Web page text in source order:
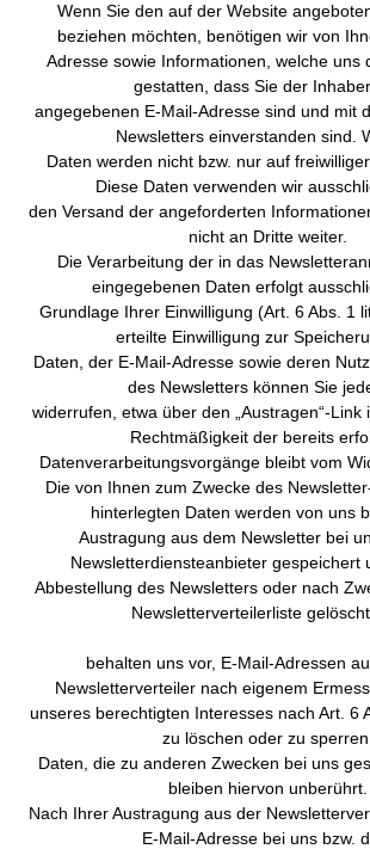
Wenn Sie den auf der Website
beziehen möchten, benötigen wir von
Adresse sowie Informationen, welche uns
gestatten, dass Sie der
angegebenen E-Mail-Adresse sind und mit
Newsletters einverstanden sind.
Daten werden nicht bzw. nur auf
Diese Daten verwenden wir
den Versand der angeforderten
nicht an Dritte weiter.
Die Verarbeitung der in das
eingegebenen Daten erfolgt
Grundlage Ihrer Einwilligung (Art. 6 Abs. 1
erteilte Einwilligung zur
Daten, der E-Mail-Adresse sowie deren
des Newsletters können Sie
widerrufen, etwa über den „Austragen“-Link
Rechtmäßigkeit der bereits
Datenverarbeitungsvorgänge bleibt vom
Die von Ihnen zum Zwecke des
hinterlegten Daten werden von uns
Austragung aus dem Newsletter bei
Newsletterdiensteanbieter gespeichert
Abbestellung des Newsletters oder nach
Newsletterverteilerliste
behalten uns vor, E-Mail-Adressen
Newsletterverteiler nach eigenem
unseres berechtigten Interesses nach Art. 6
zu löschen oder zu sperren.
Daten, die zu anderen Zwecken bei uns
bleiben hiervon unberührt.
Nach Ihrer Austragung aus der
E-Mail-Adresse bei uns bzw.